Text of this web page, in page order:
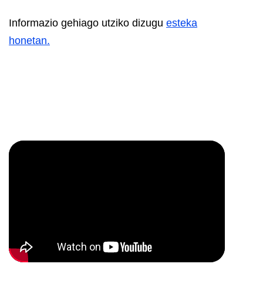
Informazio gehiago utziko dizugu esteka
honetan.